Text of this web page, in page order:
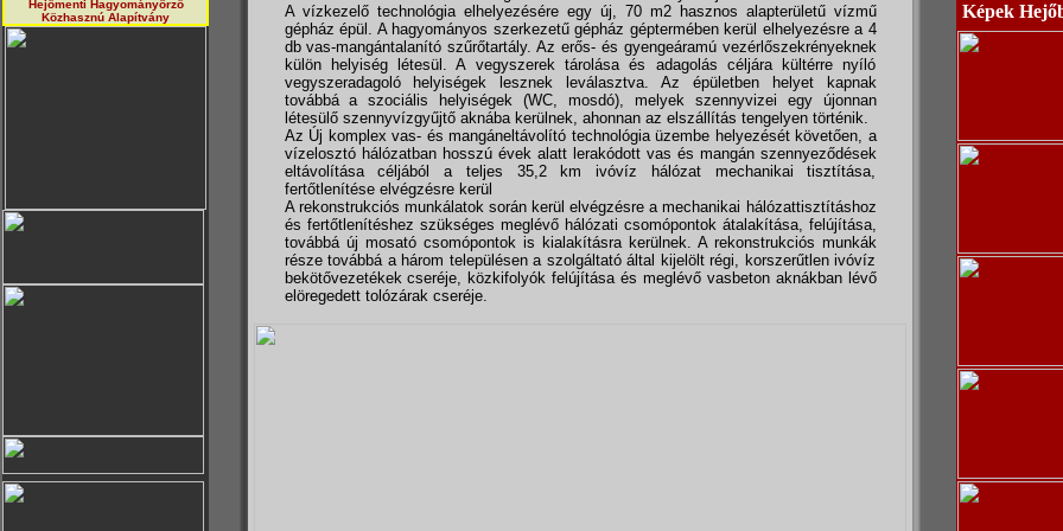
Hejőmenti Hagyományörző
Közhasznú Alapítvány
A vízkezelő technológia elhelyezésére egy új, 70 m2 hasznos alapterületű vízmű
gépház épül. A hagyományos szerkezetű gépház géptermében kerül elhelyezésre a 4
db vas-mangántalanító szűrőtartály. Az erős- és gyengeáramú vezérlőszekrényeknek
külön helyiség létesül. A vegyszerek tárolása és adagolás céljára kültérre nyíló
vegyszeradagoló helyiségek lesznek leválasztva. Az épületben helyet kapnak
továbbá a szociális helyiségek (WC, mosdó), melyek szennyvizei egy újonnan
létesülő szennyvízgyűjtő aknába kerülnek, ahonnan az elszállítás tengelyen történik.
Az Új komplex vas- és mangáneltávolító technológia üzembe helyezését követően, a
vízelosztó hálózatban hosszú évek alatt lerakódott vas és mangán szennyeződések
eltávolítása céljából a teljes 35,2 km ivóvíz hálózat mechanikai tisztítása,
fertőtlenítése elvégzésre kerül
A rekonstrukciós munkálatok során kerül elvégzésre a mechanikai hálózattisztításhoz
és fertőtlenítéshez szükséges meglévő hálózati csomópontok átalakítása, felújítása,
továbbá új mosató csomópontok is kialakításra kerülnek. A rekonstrukciós munkák
része továbbá a három településen a szolgáltató által kijelölt régi, korszerűtlen ivóvíz
bekötővezetékek cseréje, közkifolyók felújítása és meglévő vasbeton aknákban lévő
elöregedett tolózárak cseréje.
Képek